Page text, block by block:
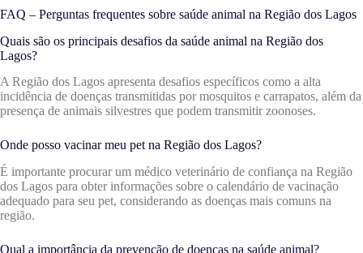
FAQ – Perguntas frequentes sobre saúde animal na Região dos Lagos
Quais são os principais desafios da saúde animal na Região dos
Lagos?
A Região dos Lagos apresenta desafios específicos como a alta
incidência de doenças transmitidas por mosquitos e carrapatos, além da
presença de animais silvestres que podem transmitir zoonoses.
Onde posso vacinar meu pet na Região dos Lagos?
É importante procurar um médico veterinário de confiança na Região
dos Lagos para obter informações sobre o calendário de vacinação
adequado para seu pet, considerando as doenças mais comuns na
região.
Qual a importância da prevenção de doenças na saúde animal?